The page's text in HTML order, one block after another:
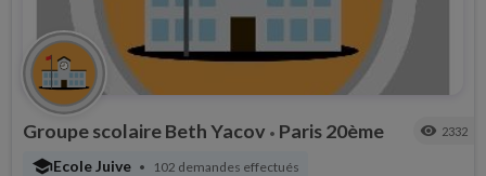
Groupe scolaire Beth Yacov • Paris 20ème visibility 2332
schoolEcole Juive • 102 demandes effectués